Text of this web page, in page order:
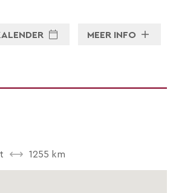
MEER INFO
1255 km